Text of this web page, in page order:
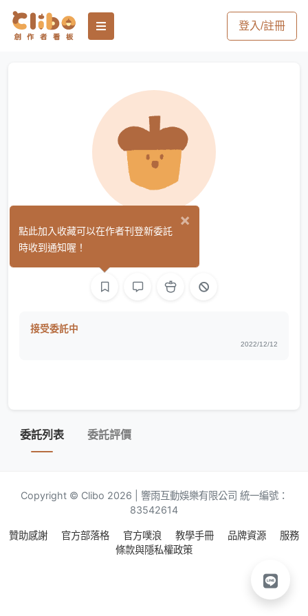
登入/註冊
minli
接受委託中
2022/12/12
委託列表 委託評價
Copyright © Clibo 2026 | 響雨互動娛樂有限公司 統一編號：
83542614
贊助感謝 官方部落格 官方噗浪 教學手冊 品牌資源
服務
條款與隱私權政策
×
點此加入收藏可以在作者刊登新委託
時收到通知喔！